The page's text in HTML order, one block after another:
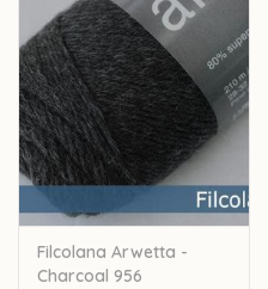
Filcolana Arwetta -
Charcoal 956